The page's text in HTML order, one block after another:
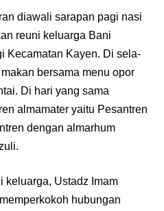
diawali sarapan pagi nasi
reuni keluarga Bani
Kecamatan Kayen. Di sela-
bersama menu opor
Di hari yang sama
almamater yaitu Pesantren
dengan almarhum
keluarga, Ustadz Imam
hubungan